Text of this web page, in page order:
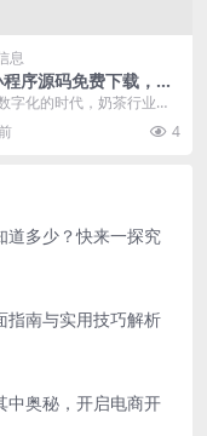
息
序源码免费下载，开
线上经营新体验
字化的时代，奶茶行业也
，通过小程序为消费者提
捷的服务。对...
4
道多少？快来一探究
指南与实用技巧解析
中奥秘，开启电商开